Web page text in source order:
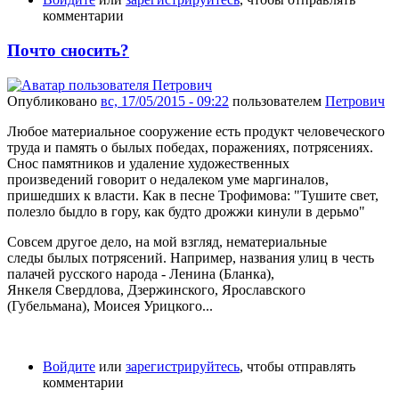
комментарии
Почто сносить?
Опубликовано вс, 17/05/2015 - 09:22 пользователем Петрович
​Любое материальное сооружение есть продукт человеческого
труда и память о былых победах, поражениях, потрясениях.
Снос памятников и удаление художественных
произведений говорит о недалеком уме маргиналов,
пришедших к власти. Как в песне Трофимова: "Тушите свет,
полезло быдло в гору, как будто дрожжи кинули в дерьмо"
Совсем другое дело, на мой взгляд, нематериальные
следы былых потрясений. Например, названия улиц в честь
палачей русского народа - Ленина (Бланка),
Янкеля Свердлова, Дзержинского, Ярославского
(Губельмана), Моисея Урицкого...
Войдите или зарегистрируйтесь, чтобы отправлять
комментарии